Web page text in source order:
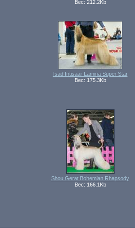
Вес: 212.2Kb
Isad Intisaar Lamina Super Star
Вес: 175.3Kb
Shou Gerat Bohemian Rhapsody
Вес: 166.1Kb